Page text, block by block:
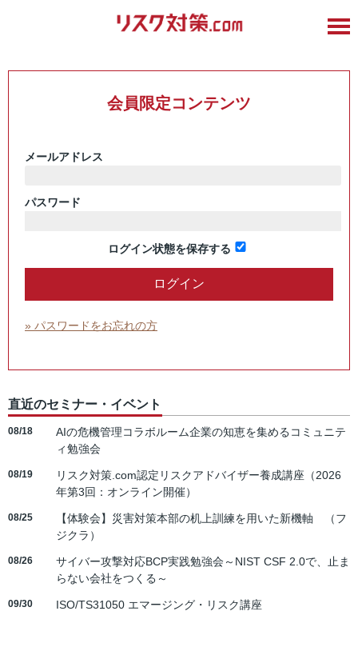
会員限定コンテンツ
メールアドレス
パスワード
ログイン状態を保存する
» パスワードをお忘れの方
直近のセミナー・イベント
08/18
AIの危機管理コラボルーム企業の知恵を集めるコミュニテ
ィ勉強会
08/19
リスク対策.com認定リスクアドバイザー養成講座（2026
年第3回：オンライン開催）
08/25
【体験会】災害対策本部の机上訓練を用いた新機軸 （フ
ジクラ）
08/26
サイバー攻撃対応BCP実践勉強会～NIST CSF 2.0で、止ま
らない会社をつくる～
09/30 ISO/TS31050 エマージング・リスク講座